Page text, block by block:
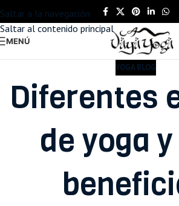
Saltar a la navegación
Saltar al contenido principal
MENÚ
YOGA BLOG
Diferentes
de yoga